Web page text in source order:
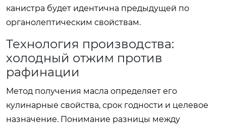
канистра будет идентична предыдущей по
органолептическим свойствам.
Технология производства:
холодный отжим против
рафинации
Метод получения масла определяет его
кулинарные свойства, срок годности и целевое
назначение. Понимание разницы между